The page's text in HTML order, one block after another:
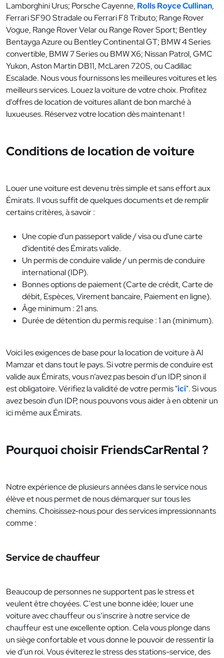
Lamborghini Urus; Porsche Cayenne, Rolls Royce Cullinan,
Ferrari SF90 Stradale ou Ferrari F8 Tributo; Range Rover
Vogue, Range Rover Velar ou Range Rover Sport; Bentley
Bentayga Azure ou Bentley Continental GT; BMW 4 Series
convertible, BMW 7 Series ou BMW X6; Nissan Patrol, GMC
Yukon, Aston Martin DB11, McLaren 720S, ou Cadillac
Escalade. Nous vous fournissons les meilleures voitures et les
meilleurs services. Louez la voiture de votre choix. Profitez
d'offres de location de voitures allant de bon marché à
luxueuses. Réservez votre location dès maintenant !
Conditions de location de voiture
Louer une voiture est devenu très simple et sans effort aux
Émirats. Il vous suffit de quelques documents et de remplir
certains critères, à savoir :
Une copie d'un passeport valide / visa ou d'une carte
d'identité des Émirats valide.
Un permis de conduire valide / un permis de conduire
international (IDP).
Bonnes options de paiement (Carte de crédit, Carte de
débit, Espèces, Virement bancaire, Paiement en ligne).
Âge minimum : 21 ans.
Durée de détention du permis requise : 1 an (minimum).
Voici les exigences de base pour la location de voiture à Al
Mamzar et dans tout le pays. Si votre permis de conduire est
valide aux Émirats, vous n’avez pas besoin d’un IDP, sinon il
est obligatoire. Vérifiez la validité de votre permis "ici". Si vous
avez besoin d'un IDP, nous pouvons vous aider à en obtenir un
ici même aux Émirats.
Pourquoi choisir FriendsCarRental ?
Notre expérience de plusieurs années dans le service nous
élève et nous permet de nous démarquer sur tous les
chemins. Choisissez-nous pour des services impressionnants
comme :
Service de chauffeur
Beaucoup de personnes ne supportent pas le stress et
veulent être choyées. C'est une bonne idée; louer une
voiture avec chauffeur ou s’inscrire à notre service de
chauffeur est une excellente option. Cela vous plonge dans
un siège confortable et vous donne le pouvoir de ressentir la
vie d’un roi. Vous éviterez le stress des stations-service, des